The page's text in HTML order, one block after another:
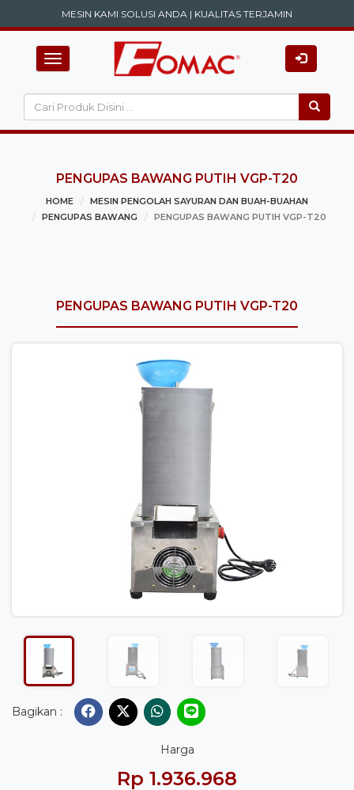
MESIN KAMI SOLUSI ANDA | KUALITAS TERJAMIN
Toggle navigation
PENGUPAS BAWANG PUTIH VGP-T20
HOME
MESIN PENGOLAH SAYURAN DAN BUAH-BUAHAN
PENGUPAS BAWANG
PENGUPAS BAWANG PUTIH VGP-T20
PENGUPAS BAWANG PUTIH VGP-T20
Bagikan :
Harga
Rp 1.936.968